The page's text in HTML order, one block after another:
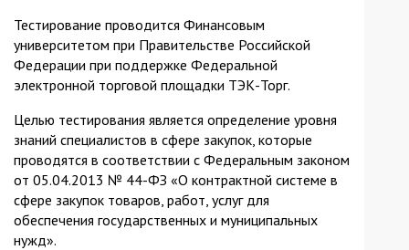
Тестирование проводится Финансовым
университетом при Правительстве Российской
Федерации при поддержке Федеральной
электронной торговой площадки ТЭК-Торг.
Целью тестирования является определение уровня
знаний специалистов в сфере закупок, которые
проводятся в соответствии с Федеральным законом
от 05.04.2013 № 44-ФЗ «О контрактной системе в
сфере закупок товаров, работ, услуг для
обеспечения государственных и муниципальных
нужд».